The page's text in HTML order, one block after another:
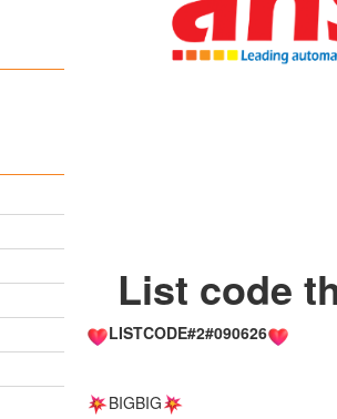
List code
LISTCODE#2#090626
BIGBIG